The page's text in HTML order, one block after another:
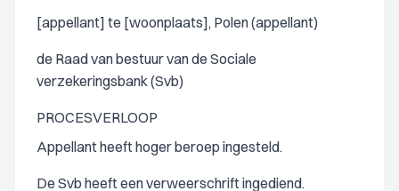
[appellant] te [woonplaats], Polen (appellant)
de Raad van bestuur van de Sociale
verzekeringsbank (Svb)
PROCESVERLOOP
Appellant heeft hoger beroep ingesteld.
De Svb heeft een verweerschrift ingediend.